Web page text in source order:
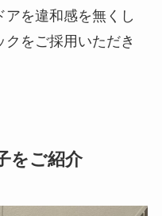
を違和感を無くし
をご採用いただき
をご紹介